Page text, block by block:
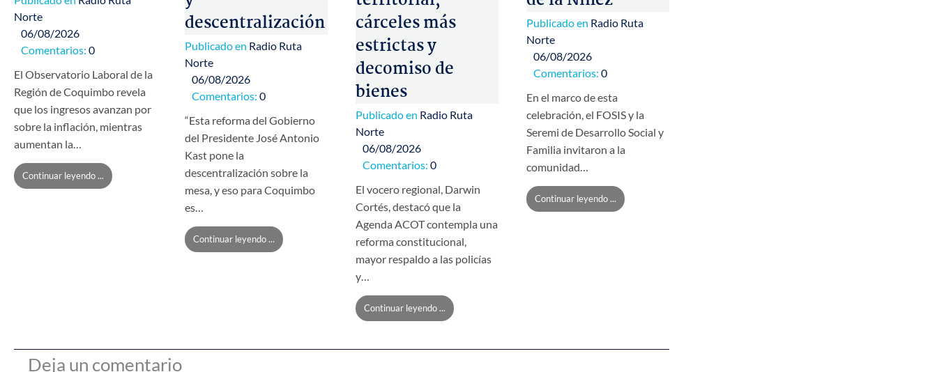
Norte
06/08/2026
Comentarios: 0
El Observatorio Laboral de la
Región de Coquimbo revela
que los ingresos avanzan por
sobre la inflación, mientras
aumentan la…
Continuar leyendo ...
descentralización
Publicado en Radio Ruta
Norte
06/08/2026
Comentarios: 0
“Esta reforma del Gobierno
del Presidente José Antonio
Kast pone la
descentralización sobre la
mesa, y eso para Coquimbo
es…
Continuar leyendo ...
cárceles más
estrictas y
decomiso de
bienes
Publicado en Radio Ruta
Norte
06/08/2026
Comentarios: 0
El vocero regional, Darwin
Cortés, destacó que la
Agenda ACOT contempla una
reforma constitucional,
mayor respaldo a las policías
y…
Continuar leyendo ...
Publicado en Radio Ruta
Norte
06/08/2026
Comentarios: 0
En el marco de esta
celebración, el FOSIS y la
Seremi de Desarrollo Social y
Familia invitaron a la
comunidad…
Continuar leyendo ...
Deja un comentario